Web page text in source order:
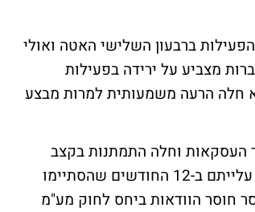
ברבעון השלישי האטה ואולי
מצביע על ירידה בפעילות
חלה הרעה משמעותית למרות מבצע
העסקאות וחלה התמתנות בקצב
נטילת המשכנתאות - "מחירי הדירות ירדו ביולי-אוגוסט ב-1%, וקצב עלייתם ב-12 החודשים שהסתיימו
יוסר חוסר הוודאות ביחס לחוק מע"מ